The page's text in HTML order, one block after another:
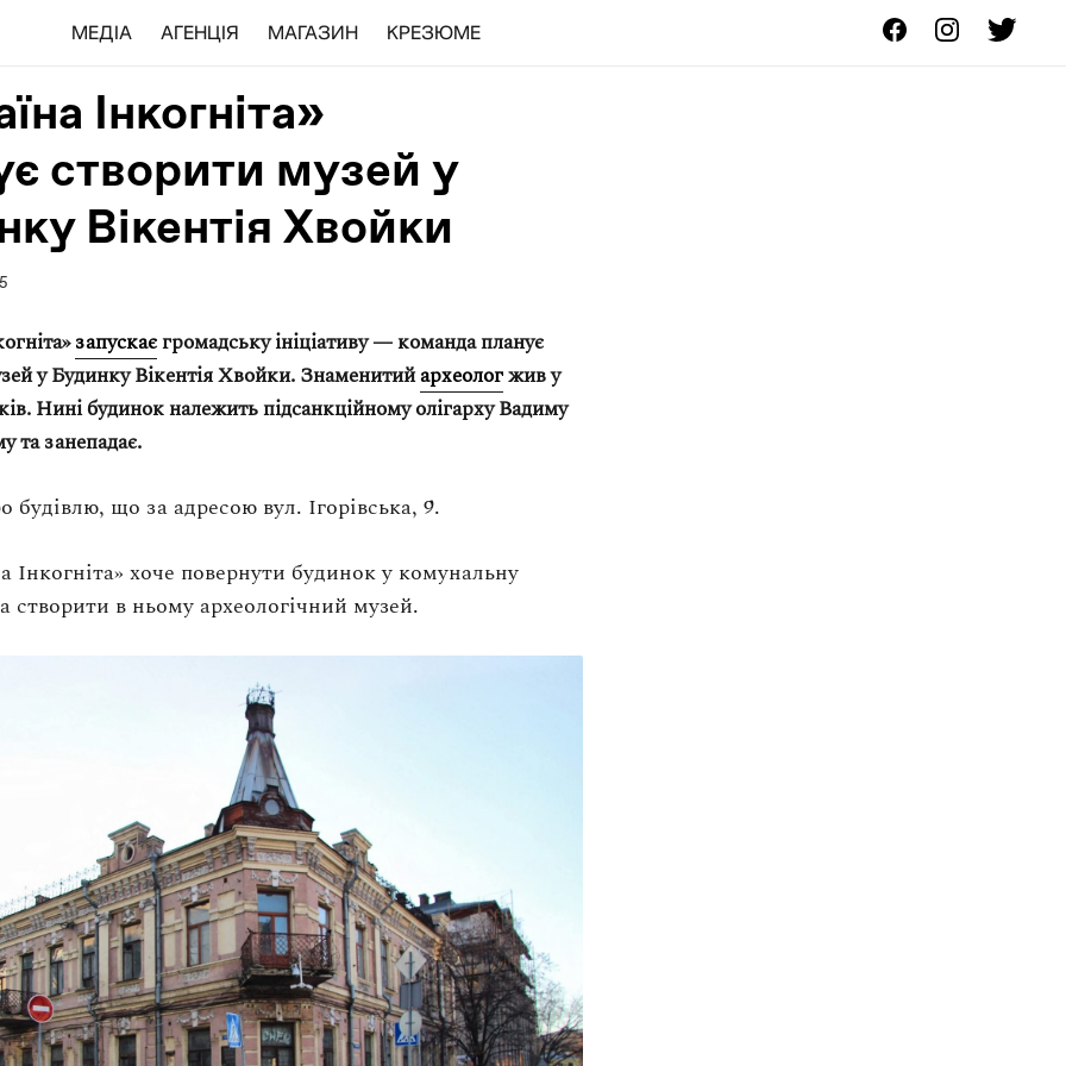
МЕДІА АГЕНЦІЯ МАГАЗИН КРЕЗЮМЕ
Інкогніта»
створити музей у
Вікентія Хвойки
запускаєгромадську ініціативу — команда планує
у Будинку Вікентія Хвойки. Знаменитийархеологжив у
Нині будинок належить підсанкційному олігарху Вадиму
та занепадає.
будівлю, що за адресою вул. Ігорівська, 9.
Інкогніта» хоче повернути будинок у комунальну
створити в ньому археологічний музей.